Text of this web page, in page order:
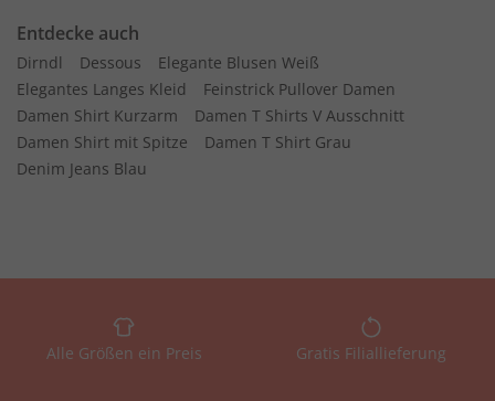
Entdecke auch
Dirndl Dessous
Elegante Blusen Weiß
Elegantes Langes Kleid
Feinstrick Pullover Damen
Damen Shirt Kurzarm
Damen T Shirts V Ausschnitt
Damen Shirt mit Spitze
Damen T Shirt Grau
Denim Jeans Blau
Alle Größen ein Preis Gratis Filiallieferung